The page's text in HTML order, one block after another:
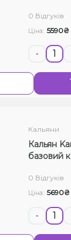
0 Відгуків
Ціна: 5590₴
-
Кальяни
Кальян
базовий
0 Відгуків
Ціна: 5690₴
-